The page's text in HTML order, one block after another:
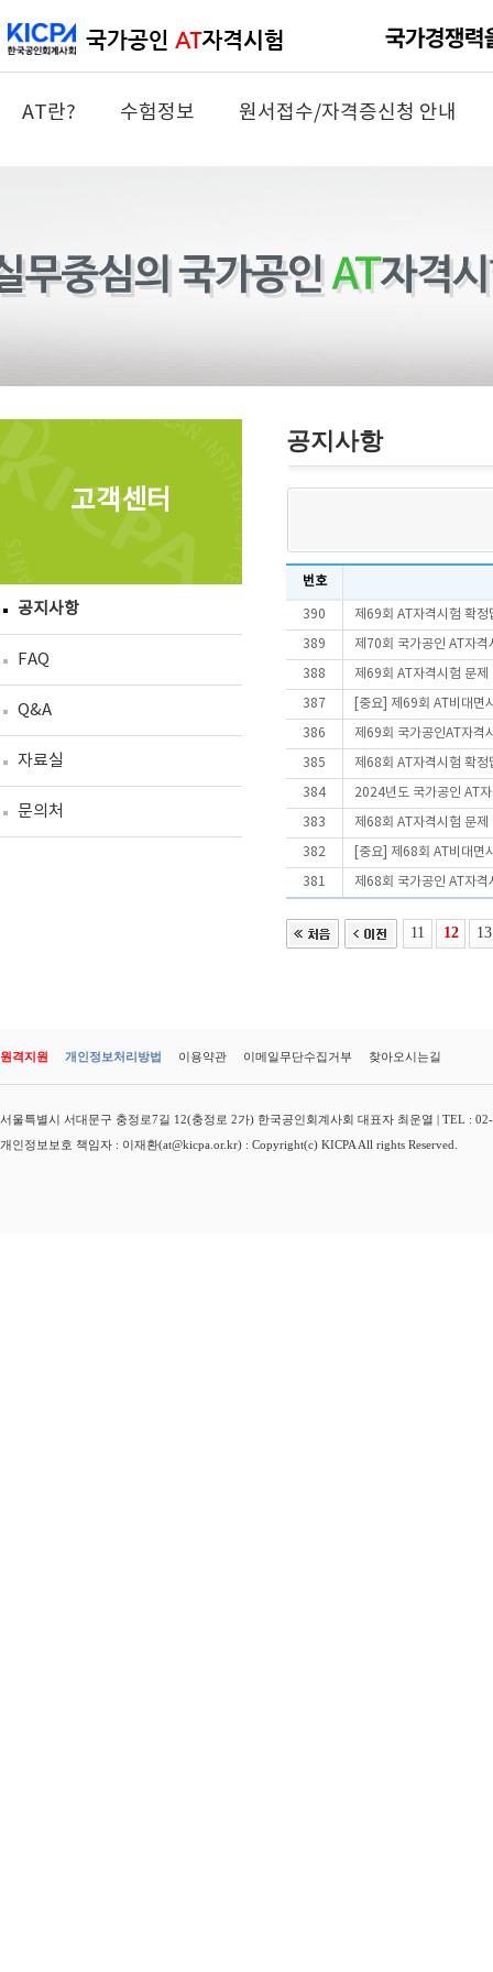
AT란? 수험정보 원서접수/자격증신청 안내
고객센터
공지사항
FAQ
Q&A
자료실
문의처
공지사항
번호
390 제69회 AT자격시험 확정
389 제70회 국가공인 AT자격
388 제69회 AT자격시험 문
387 [중요] 제69회 AT비대면
386 제69회 국가공인AT자격
385 제68회 AT자격시험 확정
384 2024년도 국가공인 AT
383 제68회 AT자격시험 문
382 [중요] 제68회 AT비대면
381 제68회 국가공인 AT자격
11 12 13
원격지원 개인정보처리방법 이용약관 이메일무단수집거부 찾아오시는길
서울특별시 서대문구 충정로7길 12(충정로 2가) 한국공인회계사회 대표자 최운열 | TEL :
개인정보보호 책임자 : 이재환(at@kicpa.or.kr) : Copyright(c) KICPA All rights Reserved.